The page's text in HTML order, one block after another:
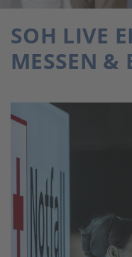
SOH LIVE
MESSEN &